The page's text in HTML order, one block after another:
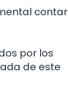
contar
por los
de este